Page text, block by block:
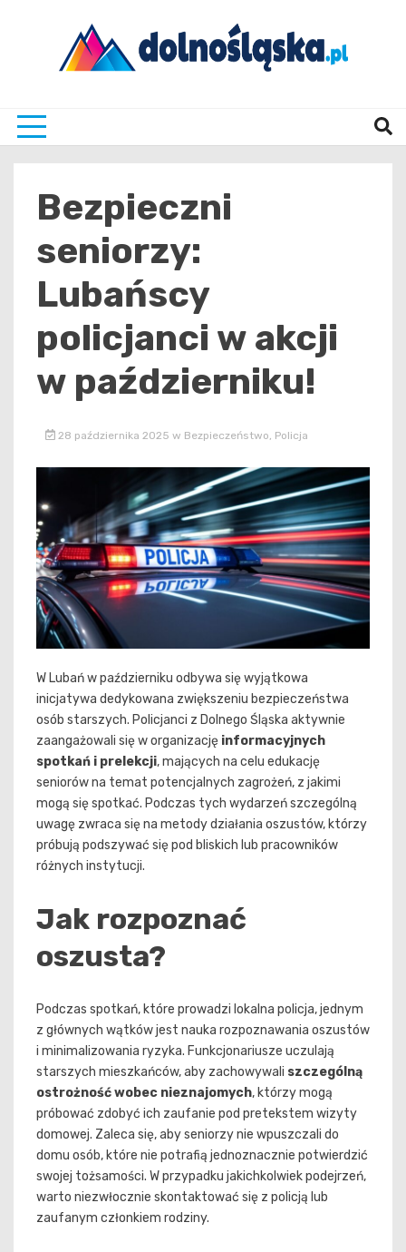
Bezpieczni
seniorzy:
Lubańscy
policjanci w akcji
w październiku!
28 października 2025 w Bezpieczeństwo Policja
W Lubań w październiku odbywa się wyjątkowa
inicjatywa dedykowana zwiększeniu bezpieczeństwa
osób starszych. Policjanci z Dolnego Śląska aktywnie
zaangażowali się w organizację informacyjnych
spotkań i prelekcji, mających na celu edukację
seniorów na temat potencjalnych zagrożeń, z jakimi
mogą się spotkać. Podczas tych wydarzeń szczególną
uwagę zwraca się na metody działania oszustów, którzy
próbują podszywać się pod bliskich lub pracowników
różnych instytucji.
Jak rozpoznać
oszusta?
Podczas spotkań, które prowadzi lokalna policja, jednym
z głównych wątków jest nauka rozpoznawania oszustów
i minimalizowania ryzyka. Funkcjonariusze uczulają
starszych mieszkańców, aby zachowywali szczególną
ostrożność wobec nieznajomych, którzy mogą
próbować zdobyć ich zaufanie pod pretekstem wizyty
domowej. Zaleca się, aby seniorzy nie wpuszczali do
domu osób, które nie potrafią jednoznacznie potwierdzić
swojej tożsamości. W przypadku jakichkolwiek podejrzeń,
warto niezwłocznie skontaktować się z policją lub
zaufanym członkiem rodziny.